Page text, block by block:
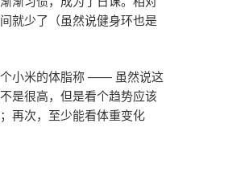
就少了（虽然说健身环也是
小米的体脂称 —— 虽然说这
是很高，但是看个趋势应该
再次，至少能看体重变化